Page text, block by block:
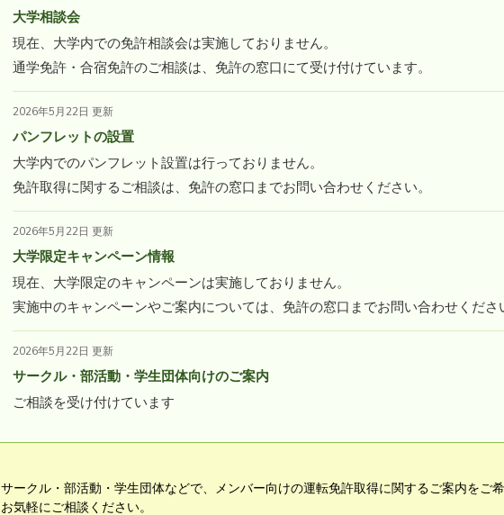
大学相談会
現在、大学内での免許相談会は実施しておりません。
通学免許・合宿免許のご相談は、免許の窓口にて受け付けています。
2026年5月22日 更新
パンフレットの設置
大学内でのパンフレット設置は行っておりません。
免許取得に関するご相談は、免許の窓口までお問い合わせください。
2026年5月22日 更新
大学限定キャンペーン情報
現在、大学限定のキャンペーンは実施しておりません。
実施中のキャンペーンやご案内については、免許の窓口までお問い合わせくださ
2026年5月22日 更新
サークル・部活動・学生団体向けのご案内
ご相談を受け付けています
サークル・部活動・学生団体などで、メンバー向けの運転免許取得に関するご案内をご
お気軽にご相談ください。